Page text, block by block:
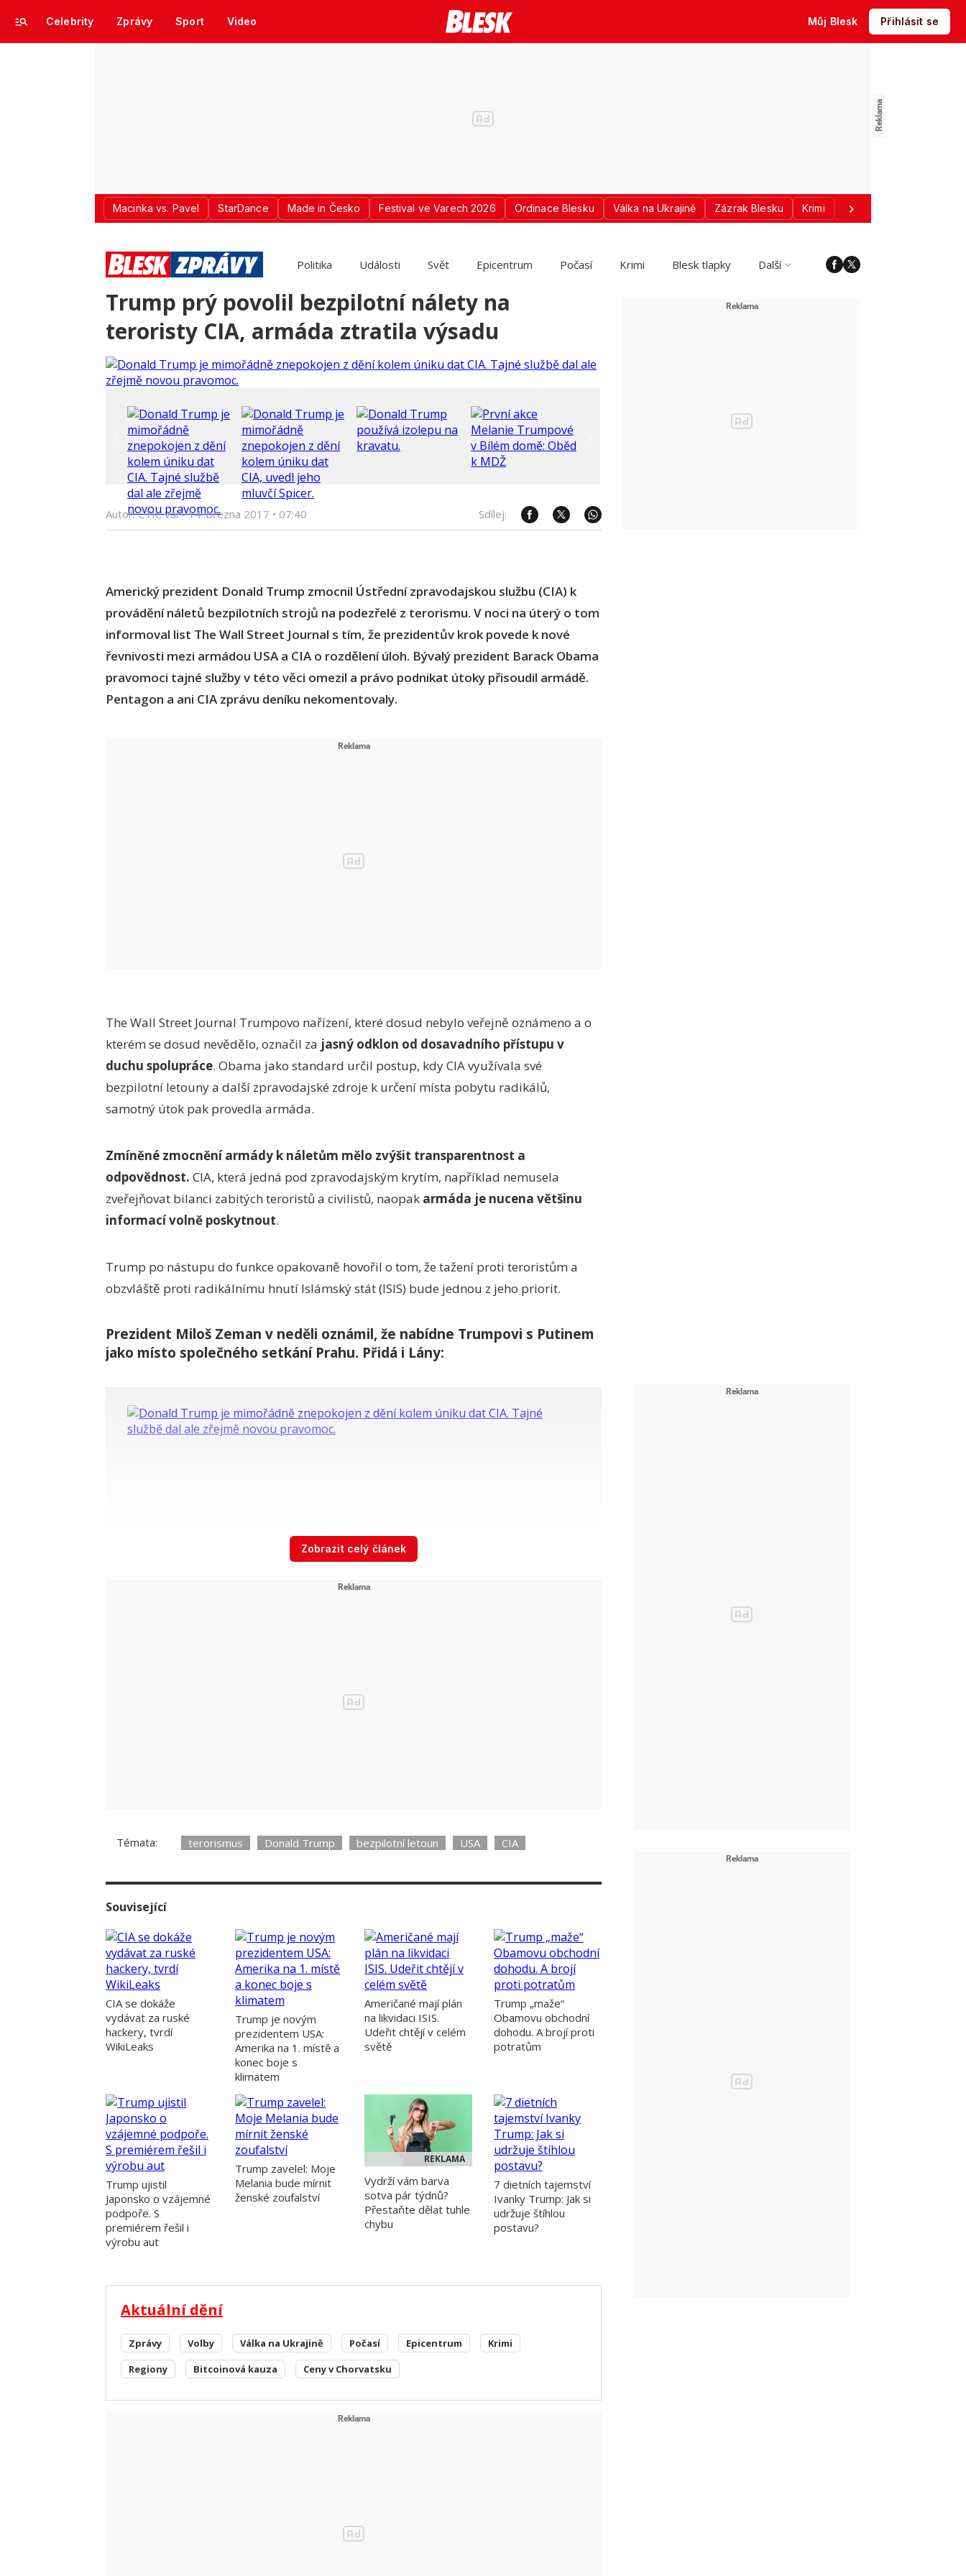
Celebrity Zprávy Sport Video Můj Blesk Přihlásit se
Macinka vs. Pavel StarDance Made in Česko Festival ve Varech 2026 Ordinace Blesku Válka na Ukrajině Zázrak Blesku Krimi Donald Trump
Politika Události Svět Epicentrum Počasí Krimi Blesk tlapky Další
Trump prý povolil bezpilotní nálety na
teroristy CIA, armáda ztratila výsadu
Autor: ČTK, val -14. března 2017 • 07:40 Sdílej:
Americký prezident Donald Trump zmocnil Ústřední zpravodajskou službu (CIA) k
provádění náletů bezpilotních strojů na podezřelé z terorismu. V noci na úterý o tom
informoval list The Wall Street Journal s tím, že prezidentův krok povede k nové
řevnivosti mezi armádou USA a CIA o rozdělení úloh. Bývalý prezident Barack Obama
pravomoci tajné služby v této věci omezil a právo podnikat útoky přisoudil armádě.
Pentagon a ani CIA zprávu deníku nekomentovaly.
The Wall Street Journal Trumpovo nařízení, které dosud nebylo veřejně oznámeno a o
kterém se dosud nevědělo, označil za jasný odklon od dosavadního přístupu v
duchu spolupráce. Obama jako standard určil postup, kdy CIA využívala své
bezpilotní letouny a další zpravodajské zdroje k určení místa pobytu radikálů,
samotný útok pak provedla armáda.
Zmíněné zmocnění armády k náletům mělo zvýšit transparentnost a
odpovědnost. CIA, která jedná pod zpravodajským krytím, například nemusela
zveřejňovat bilanci zabitých teroristů a civilistů, naopak armáda je nucena většinu
informací volně poskytnout.
Trump po nástupu do funkce opakovaně hovořil o tom, že tažení proti teroristům a
obzvláště proti radikálnímu hnutí Islámský stát (ISIS) bude jednou z jeho priorit.
Prezident Miloš Zeman v neděli oznámil, že nabídne Trumpovi s Putinem
jako místo společného setkání Prahu. Přidá i Lány:
Zobrazit celý článek
Témata: terorismus Donald Trump bezpilotní letoun USA CIA
Související
CIA se dokáže
vydávat za ruské
hackery, tvrdí
WikiLeaks
Trump je novým
prezidentem USA:
Amerika na 1. místě a
konec boje s
klimatem
Američané mají plán
na likvidaci ISIS.
Udeřit chtějí v celém
světě
Trump „maže“
Obamovu obchodní
dohodu. A brojí proti
potratům
Trump ujistil
Japonsko o vzájemné
podpoře. S
premiérem řešil i
výrobu aut
Trump zavelel: Moje
Melania bude mírnit
ženské zoufalství
REKLAMA
Vydrží vám barva
sotva pár týdnů?
Přestaňte dělat tuhle
chybu
7 dietních tajemství
Ivanky Trump: Jak si
udržuje štíhlou
postavu?
Aktuální dění
Zprávy Volby Válka na Ukrajině Počasí Epicentrum
Krimi
Regiony
Bitcoinová kauza Ceny v Chorvatsku